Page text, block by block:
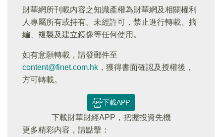
財華網所刊載內容之知識產權為財華網及相關權利
人專屬所有或持有。未經許可，禁止進行轉載、摘
編、複製及建立鏡像等任何使用。
如有意願轉載，請發郵件至
content@finet.com.hk ，獲得書面確認及授權後，
方可轉載。
下載APP
下載財華財經APP，把握投資先機
更多精彩内容，請點擊：